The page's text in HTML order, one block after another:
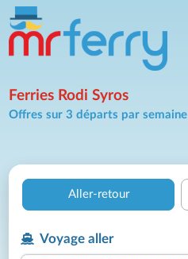
Ferries Rodi Syros
Offres sur 3 départs par semaine
Aller-retour
Voyage aller